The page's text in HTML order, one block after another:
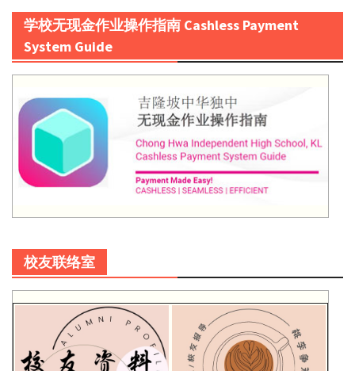
学校无现金作业操作指南 Cashless Payment
System Guide
校友联络室